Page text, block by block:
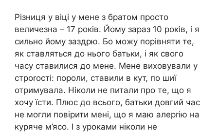
Різниця у віці у мене з братом просто
величезна – 17 років. Йому зараз 10 років, і я
сильно йому заздрю. Бо можу порівняти те,
як ставляться до нього батьки, і як свого
часу ставилися до мене. Мене виховували у
строrості: пороли, ставили в кут, по шиї
отримувала. Ніколи не питали про те, що я
хочу їсти. Плюс до всього, батьки довгий час
не могли повірити мені, що я маю алерrію на
куряче м’ясо. І з уроками ніколи не